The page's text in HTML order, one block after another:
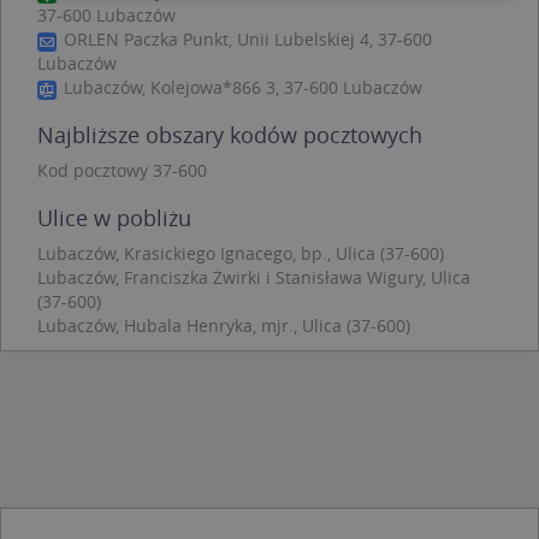
37-600 Lubaczów
ORLEN Paczka Punkt, Unii Lubelskiej 4, 37-600
Lubaczów
Lubaczów, Kolejowa*866 3, 37-600 Lubaczów
Najbliższe obszary kodów pocztowych
Kod pocztowy 37-600
Ulice w pobliżu
Lubaczów, Krasickiego Ignacego, bp., Ulica (37-600)
Lubaczów, Franciszka Żwirki i Stanisława Wigury, Ulica
(37-600)
Lubaczów, Hubala Henryka, mjr., Ulica (37-600)
Niezbędne Wydajność
Targetowanie
podstawowych funkcji strony internetowej, takich
Bez niezbędnych plików cookie nie można
Domena
przechowywania
APPSESSID .targeo.pl
Sesja
CookieScriptConsent
CookieScript
.targeo.pl
1 rok 1 miesiąc
to